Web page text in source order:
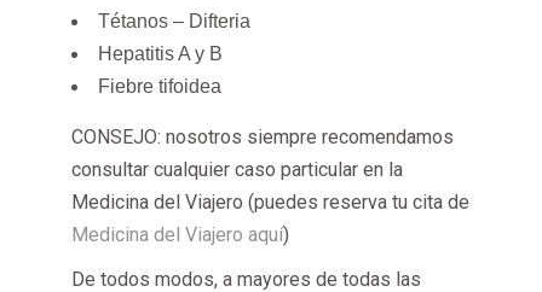
Tétanos – Difteria
Hepatitis A y B
Fiebre tifoidea
CONSEJO: nosotros siempre recomendamos
consultar cualquier caso particular en la
Medicina del Viajero (puedes reserva tu cita de
Medicina del Viajero aquí)
De todos modos, a mayores de todas las